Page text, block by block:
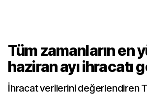
Tüm zamanların en
haziran ayı ihracatı
İhracat verilerini değerlendiren